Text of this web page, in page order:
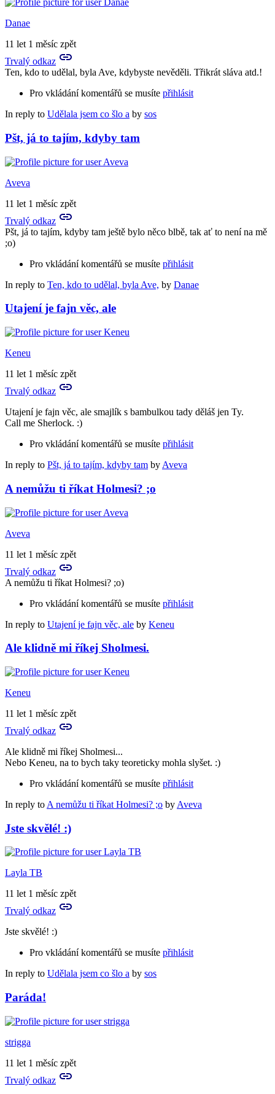
Danae
11 let 1 měsíc zpět
Trvalý odkaz
Ten, kdo to udělal, byla Ave, kdybyste nevěděli. Třikrát sláva atd.!
Pro vkládání komentářů se musíte přihlásit
In reply to Udělala jsem co šlo a by sos
Pšt, já to tajím, kdyby tam
Aveva
11 let 1 měsíc zpět
Trvalý odkaz
Pšt, já to tajím, kdyby tam ještě bylo něco blbě, tak ať to není na mě
;o)
Pro vkládání komentářů se musíte přihlásit
In reply to Ten, kdo to udělal, byla Ave, by Danae
Utajení je fajn věc, ale
Keneu
11 let 1 měsíc zpět
Trvalý odkaz
Utajení je fajn věc, ale smajlík s bambulkou tady děláš jen Ty.
Call me Sherlock. :)
Pro vkládání komentářů se musíte přihlásit
In reply to Pšt, já to tajím, kdyby tam by Aveva
A nemůžu ti říkat Holmesi? ;o
Aveva
11 let 1 měsíc zpět
Trvalý odkaz
A nemůžu ti říkat Holmesi? ;o)
Pro vkládání komentářů se musíte přihlásit
In reply to Utajení je fajn věc, ale by Keneu
Ale klidně mi říkej Sholmesi.
Keneu
11 let 1 měsíc zpět
Trvalý odkaz
Ale klidně mi říkej Sholmesi...
Nebo Keneu, na to bych taky teoreticky mohla slyšet. :)
Pro vkládání komentářů se musíte přihlásit
In reply to A nemůžu ti říkat Holmesi? ;o by Aveva
Jste skvělé! :)
Layla TB
11 let 1 měsíc zpět
Trvalý odkaz
Jste skvělé! :)
Pro vkládání komentářů se musíte přihlásit
In reply to Udělala jsem co šlo a by sos
Paráda!
strigga
11 let 1 měsíc zpět
Trvalý odkaz